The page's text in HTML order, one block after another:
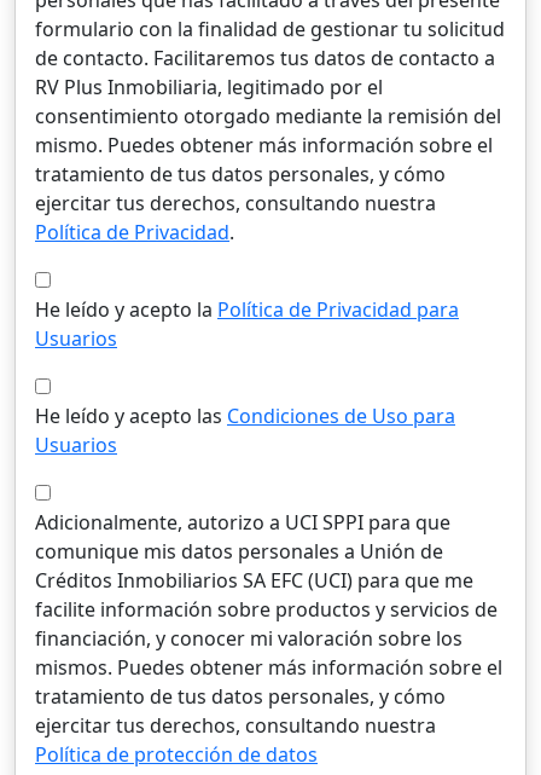
formulario con la finalidad de gestionar tu solicitud
de contacto. Facilitaremos tus datos de contacto a
RV Plus Inmobiliaria, legitimado por el
consentimiento otorgado mediante la remisión del
mismo. Puedes obtener más información sobre el
tratamiento de tus datos personales, y cómo
ejercitar tus derechos, consultando nuestra
Política de Privacidad.
He leído y acepto la Política de Privacidad para
Usuarios
He leído y acepto las Condiciones de Uso para
Usuarios
Adicionalmente, autorizo a UCI SPPI para que
comunique mis datos personales a Unión de
Créditos Inmobiliarios SA EFC (UCI) para que me
facilite información sobre productos y servicios de
financiación, y conocer mi valoración sobre los
mismos. Puedes obtener más información sobre el
tratamiento de tus datos personales, y cómo
ejercitar tus derechos, consultando nuestra
Política de protección de datos